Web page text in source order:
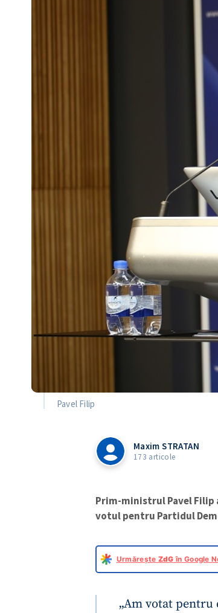
Pavel Filip
Maxim STRATAN
173 articole
Prim-ministrul Pavel Filip
votul pentru Partidul
Urmărește ZdG în Google
„Am votat